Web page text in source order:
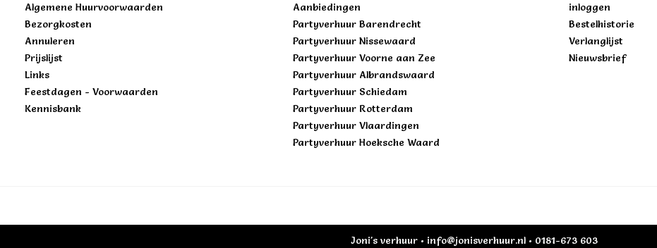
Algemene Huurvoorwaarden
Bezorgkosten
Annuleren
Prijslijst
Links
Feestdagen - Voorwaarden
Kennisbank
Aanbiedingen
Partyverhuur Barendrecht
Partyverhuur Nissewaard
Partyverhuur Voorne aan Zee
Partyverhuur Albrandswaard
Partyverhuur Schiedam
Partyverhuur Rotterdam
Partyverhuur Vlaardingen
Partyverhuur Hoeksche Waard
inloggen
Bestelhistorie
Verlanglijst
Nieuwsbrief
Joni's verhuur • info@jonisverhuur.nl • 0181-673 603